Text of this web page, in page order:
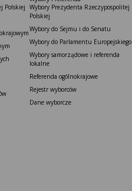
Polskiej​ Wybory Prezydenta Rzeczypospolitej
Polskiej
Wybory do Sejmu i do Senatu
Wybory do Parlamentu Europejskiego
Wybory samorządowe i referenda
lokalne
Referenda ogólnokrajowe
Rejestr wyborców
Dane wyborcze